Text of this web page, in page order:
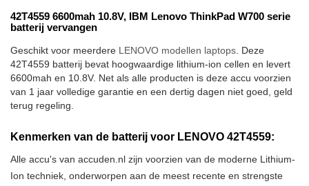
42T4559 6600mah 10.8V, IBM Lenovo ThinkPad W700 serie
batterij vervangen
Geschikt voor meerdere LENOVO modellen laptops . Deze
42T4559 batterij bevat hoogwaardige lithium-ion cellen en levert
6600mah en 10.8V. Net als alle producten is deze accu voorzien
van 1 jaar volledige garantie en een dertig dagen niet goed, geld
terug regeling.
Kenmerken van de batterij voor LENOVO 42T4559:
Alle accu's van accuden.nl zijn voorzien van de moderne Lithium-
Ion techniek, onderworpen aan de meest recente en strengste